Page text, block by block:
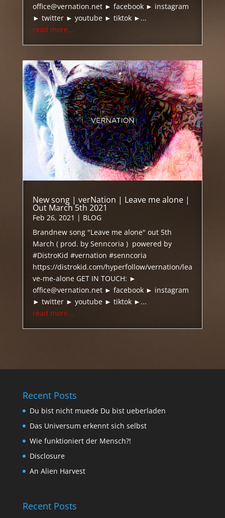
office@vernation.net ► facebook ► instagram
► twitter ► youtube ► tiktok ►...
read more...
New song | verNation | Leave me alone |
Out March 5th 2021
Feb 26, 2021 | BLOG
Brandnew song "Leave me alone" out 5th
March ( prod. by Senncoria ) powered by
#DistroKid #vernation #senncoria
https://distrokid.com/hyperfollow/vernation/lea
ve-me-alone GET IN TOUCH: ►
office@vernation.net ► facebook ► instagram
► twitter ► youtube ► tiktok ►...
read more...
Recent Posts
Du bist nicht muede Du bist ueberladen
Das Universum erkennt sich selbst
Wie funktioniert der Mensch?!
Disclosure
An Alien Harvest
Recent Posts